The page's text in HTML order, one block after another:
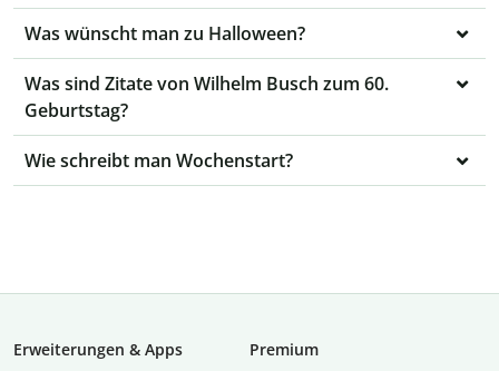
Was wünscht man zu Halloween?
Was sind Zitate von Wilhelm Busch zum 60.
Geburtstag?
Wie schreibt man Wochenstart?
Erweiterungen & Apps
Premium